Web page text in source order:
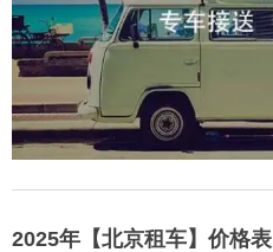
2025年【北京租车】价格表